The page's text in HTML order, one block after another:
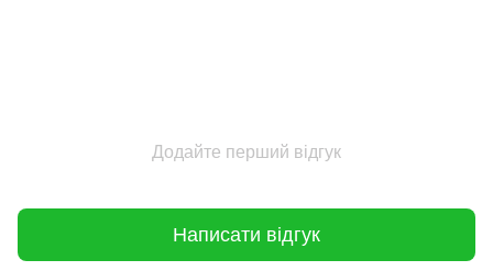
Додайте перший відгук
Написати відгук